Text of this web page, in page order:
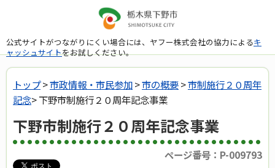
公式サイトがつながりにくい場合には、ヤフー株式会社の協力によるキ
ャッシュサイトをお試しください。
トップ>市政情報・市民参加>市の概要>市制施行２０周年
記念> 下野市制施行２０周年記念事業
下野市制施行２０周年記念事業
ページ番号：P-009793